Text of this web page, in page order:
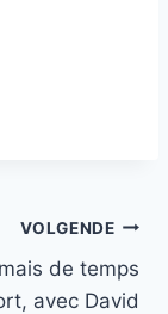
VOLGENDE
de temps
avec David